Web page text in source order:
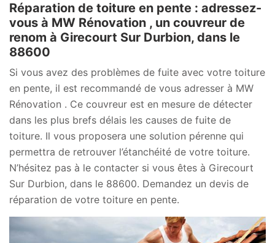
Réparation de toiture en pente : adressez-
vous à MW Rénovation , un couvreur de
renom à Girecourt Sur Durbion, dans le
88600
Si vous avez des problèmes de fuite avec votre toiture
en pente, il est recommandé de vous adresser à MW
Rénovation . Ce couvreur est en mesure de détecter
dans les plus brefs délais les causes de fuite de
toiture. Il vous proposera une solution pérenne qui
permettra de retrouver l’étanchéité de votre toiture.
N’hésitez pas à le contacter si vous êtes à Girecourt
Sur Durbion, dans le 88600. Demandez un devis de
réparation de votre toiture en pente.